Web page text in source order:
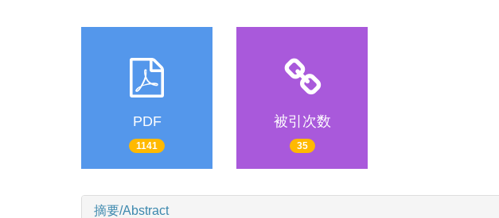
PDF
1141
被引次数
35
摘要/Abstract